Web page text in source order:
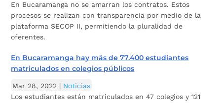
En Bucaramanga no se amarran los contratos. Estos
procesos se realizan con transparencia por medio de la
plataforma SECOP II, permitiendo la pluralidad de
oferentes.
En Bucaramanga hay más de 77.400 estudiantes
matriculados en colegios públicos
Mar 28, 2022 | Noticias
Los estudiantes están matriculados en 47 colegios y 121